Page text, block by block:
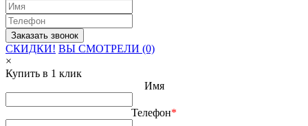
СКИДКИ! ВЫ СМОТРЕЛИ (0)
×
Купить в 1 клик
Имя
Телефон*